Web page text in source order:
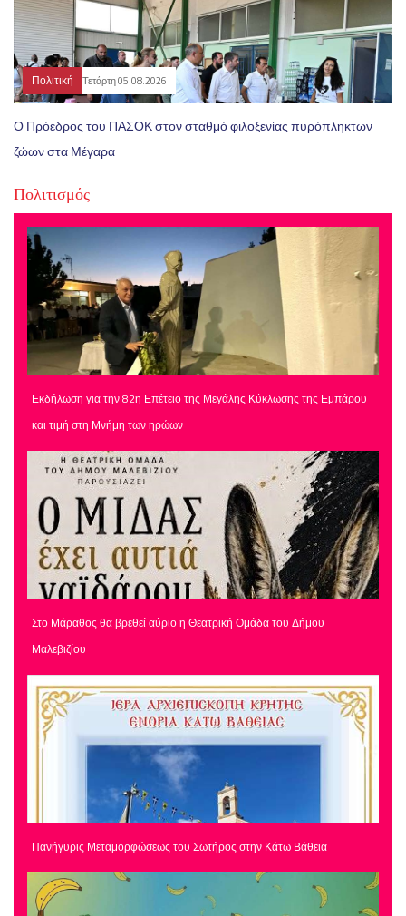
Πολιτική Τετάρτη 05.08.2026
Ο Πρόεδρος του ΠΑΣΟΚ στον σταθμό φιλοξενίας πυρόπληκτων
ζώων στα Μέγαρα
Πολιτισμός
Εκδήλωση για την 82η Επέτειο της Μεγάλης Κύκλωσης της Εμπάρου
και τιμή στη Μνήμη των ηρώων
Στο Μάραθος θα βρεθεί αύριο η Θεατρική Ομάδα του Δήμου
Μαλεβιζίου
Πανήγυρις Μεταμορφώσεως του Σωτήρος στην Κάτω Βάθεια